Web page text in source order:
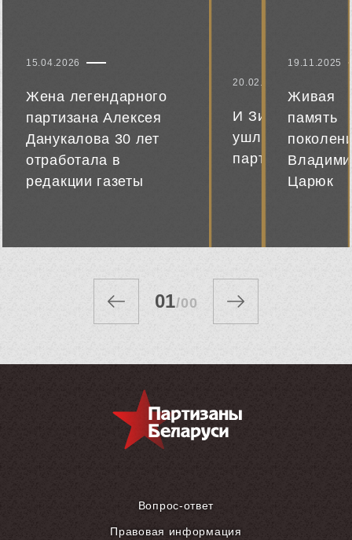
15.04.2026
Жена легендарного
партизана Алексея
Данукалова 30 лет
отработала в
редакции газеты
20.02.2026
И Зина
ушла в
партизаны
19.11.2025
Живая
память
Царюк
01/00
Вопрос-ответ
Правовая информация